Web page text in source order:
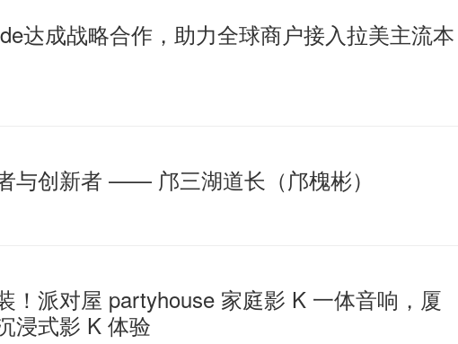
达成战略合作，助力全球商户接入拉美主流本
与创新者 —— 邝三湖道长（邝槐彬）
！派对屋 partyhouse 家庭影 K 一体音响，厦
浸式影 K 体验